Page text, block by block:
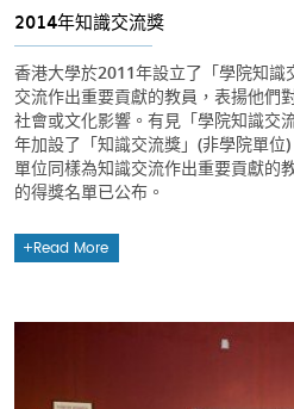
2014年知識交流獎
香港大學於2011年設立了「學院知
交流作出重要貢獻的教員，表揚他們
社會或文化影響。有見「學院知識交
年加設了「知識交流獎」(非學院單
單位同樣為知識交流作出重要貢獻的
的得獎名單已公布。
Read More